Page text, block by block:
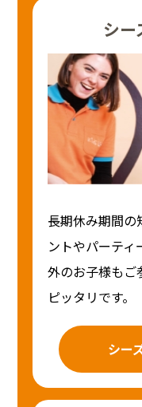
シー
長期休み期間の
ントやパーテ
外のお子様もご
ピッタリです。
シー